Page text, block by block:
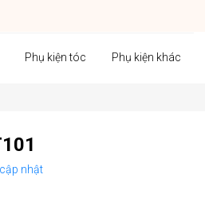
Phụ kiện tóc Phụ kiện khác
nhật